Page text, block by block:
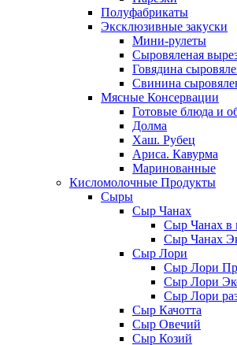
Полуфабрикаты
Эксклюзивные закуски
Мини-рулеты
Сыровяленая
Говядина
Свинина
Мясные Консервации
Готовые блюда и
Долма
Хаш. Рубец
Ариса. Кавурма
Маринованные
Кисломолочные Продукты
Сыры
Сыр Чанах
Сыр Чанах в
Сыр Чанах
Сыр Лори
Сыр Лори
Сыр Лори
Сыр Лори
Сыр Качотта
Сыр Овечий
Сыр Козий